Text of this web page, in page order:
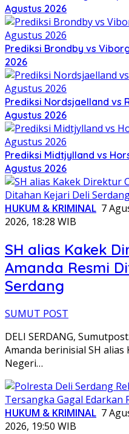
Agustus 2026
Prediksi Brondby vs
2026
Prediksi Nordsjaelland vs
Agustus 2026
Prediksi Midtjylland vs
Agustus 2026
HUKUM & KRIMINAL 7
2026, 18:28 WIB
SH alias Kakek
Amanda Resmi
Serdang
SUMUT POST
DELI SERDANG,
Amanda berinisial SH
Negeri…
HUKUM & KRIMINAL 7
2026, 19:50 WIB